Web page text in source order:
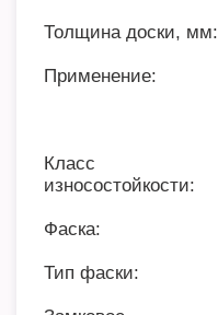
Толщина доски, мм:
Применение:
Класс
износостойкости:
Фаска:
Тип фаски: